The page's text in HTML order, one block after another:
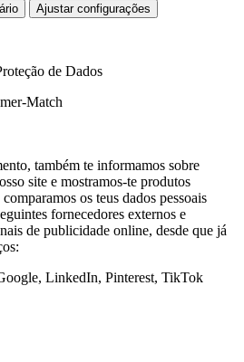
Ajustar configurações
de Dados
Match
também te informamos sobre
site e mostramos-te produtos
os teus dados pessoais
fornecedores externos e
de publicidade online, desde que já
LinkedIn, Pinterest, TikTok